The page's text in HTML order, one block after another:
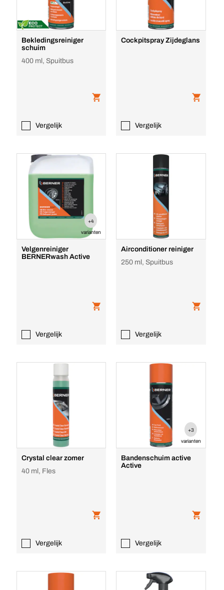
Bekledingsreiniger
schuim
400 ml, Spuitbus
Vergelijk
Cockpitspray Zijdeglans
Vergelijk
+4
varianten
Velgenreiniger
BERNERwash Active
Vergelijk
Airconditioner reiniger
250 ml, Spuitbus
Vergelijk
Crystal clear zomer
40 ml, Fles
Vergelijk
+3
varianten
Bandenschuim active
Active
Vergelijk